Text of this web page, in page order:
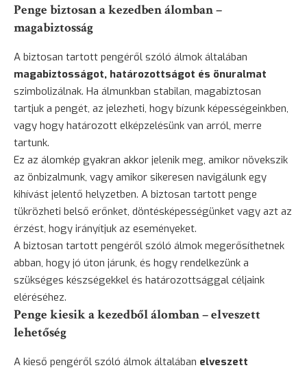
Penge biztosan a kezedben álomban –
magabiztosság
A biztosan tartott pengéről szóló álmok általában
magabiztosságot, határozottságot és önuralmat
szimbolizálnak. Ha álmunkban stabilan, magabiztosan
tartjuk a pengét, az jelezheti, hogy bízunk képességeinkben,
vagy hogy határozott elképzelésünk van arról, merre
tartunk.
Ez az álomkép gyakran akkor jelenik meg, amikor növekszik
az önbizalmunk, vagy amikor sikeresen navigálunk egy
kihívást jelentő helyzetben. A biztosan tartott penge
tükrözheti belső erőnket, döntésképességünket vagy azt az
érzést, hogy irányítjuk az eseményeket.
A biztosan tartott pengéről szóló álmok megerősíthetnek
abban, hogy jó úton járunk, és hogy rendelkezünk a
szükséges készségekkel és határozottsággal céljaink
eléréséhez.
Penge kiesik a kezedből álomban – elveszett
lehetőség
A kieső pengéről szóló álmok általában elveszett